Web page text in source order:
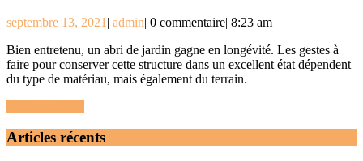
de
septembre 13, 2021 septembre
2021
| adminadmin
| 0 commentaire| 8:23 am
Bien entretenu, un abri de jardin gagne en longévité. Les gestes à
faire pour conserver cette structure dans un excellent état dépendent
du type de matériau, mais également du terrain.
Articles récents